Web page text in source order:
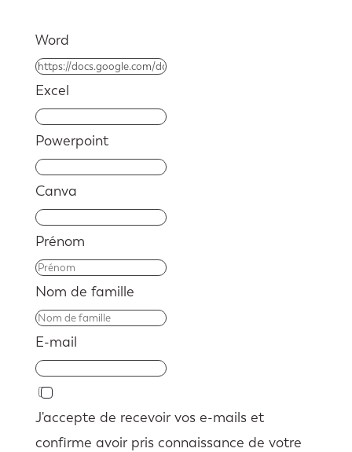
Word
Excel
Powerpoint
Canva
Prénom
Nom de famille
E-mail
J'accepte de recevoir vos e-mails et
confirme avoir pris connaissance de votre